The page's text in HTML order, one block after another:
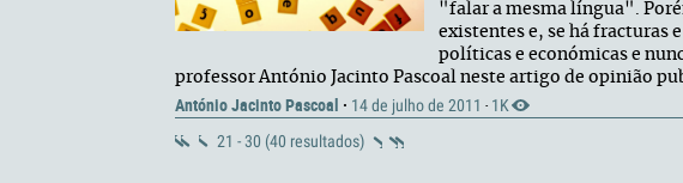
"falar a mesma língua".
existentes e, se há fracturas
políticas e económicas e
professor António Jacinto Pascoal neste artigo de opinião
António Jacinto Pascoal · 14 de julho de 2011 · 1K
21 - 30 (40 resultados)